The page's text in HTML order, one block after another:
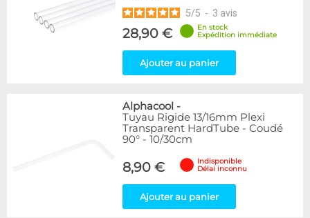
5/5 - 3 avis
28,90 €
En stock
Expédition immédiate
Ajouter au panier
Alphacool -
Tuyau Rigide 13/16mm Plexi
Transparent HardTube - Coudé
90° - 10/30cm
8,90 €
Indisponible
Délai inconnu
Ajouter au panier